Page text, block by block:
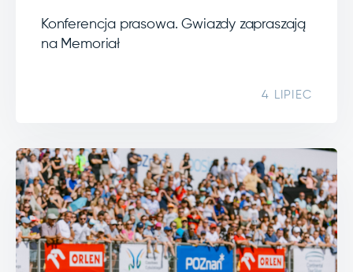
Konferencja prasowa. Gwiazdy zapraszają
na Memoriał
4 LIPIEC